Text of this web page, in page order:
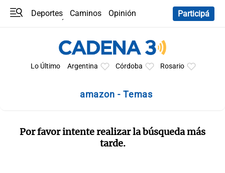
Deportes Caminos
Opinión
Participá
Lo Último Argentina Córdoba Rosario
amazon - Temas
Por favor intente realizar la búsqueda más
tarde.